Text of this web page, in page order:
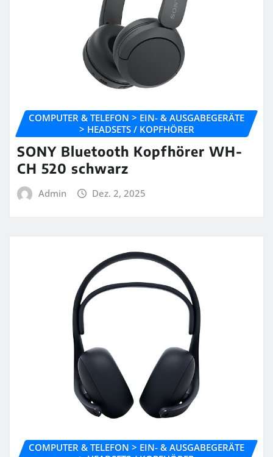
COMPUTER & TELEFON > EIN- & AUSGABEGERÄTE
> HEADSETS / KOPFHÖRER
SONY Bluetooth Kopfhörer WH-
CH 520 schwarz
Admin Dez. 2, 2025
COMPUTER & TELEFON > EIN- & AUSGABEGERÄTE